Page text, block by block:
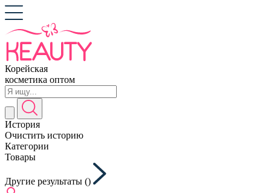
Корейская
косметика оптом
История
Очистить историю
Категории
Товары
Другие результаты ()